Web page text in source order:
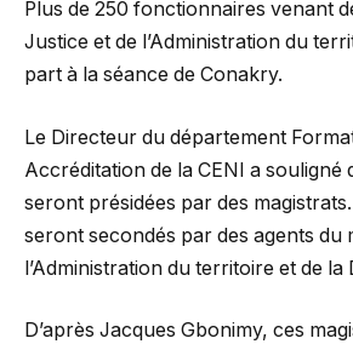
Plus de 250 fonctionnaires venant
Justice et de l’Administration du
part à la séance de Conakry.
Le Directeur du département
Accréditation de la CENI a souligné
seront présidées par des
seront secondés par des agents du
l’Administration du territoire et de la
D’après Jacques Gbonimy, ces